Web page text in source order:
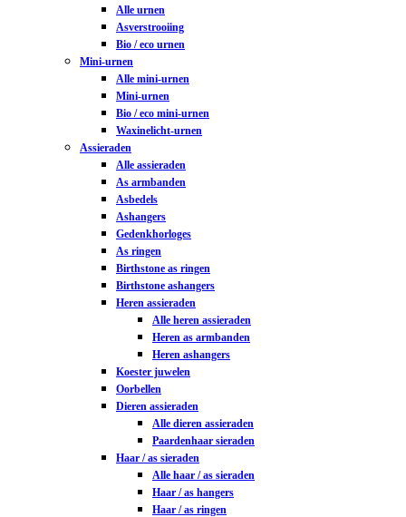
Alle urnen
Asverstrooiing
Bio / eco urnen
Mini-urnen
Alle mini-urnen
Mini-urnen
Bio / eco mini-urnen
Waxinelicht-urnen
Assieraden
Alle assieraden
As armbanden
Asbedels
Ashangers
Gedenkhorloges
As ringen
Birthstone as ringen
Birthstone ashangers
Heren assieraden
Alle heren assieraden
Heren as armbanden
Heren ashangers
Koester juwelen
Oorbellen
Dieren assieraden
Alle dieren assieraden
Paardenhaar sieraden
Haar / as sieraden
Alle haar / as sieraden
Haar / as hangers
Haar / as ringen